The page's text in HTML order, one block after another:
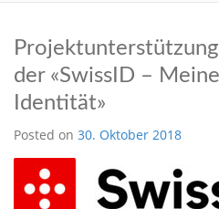
der «SwissID –
Identität»
Posted on 30. Oktober 2018